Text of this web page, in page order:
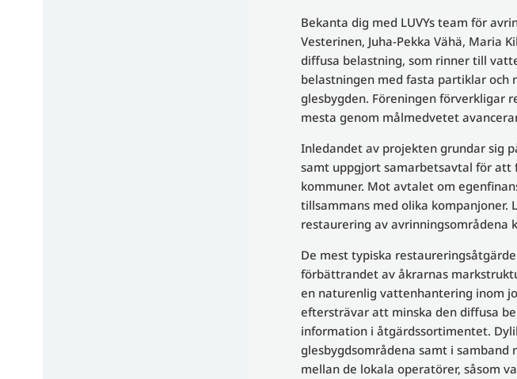
Bekanta dig med LUVYs team för
Vesterinen, Juha-Pekka Vähä, Maria
diffusa belastning, som rinner till
belastningen med fasta partiklar och
glesbygden. Föreningen förverkligar
mesta genom målmedvetet
Inledandet av projekten grundar sig
samt uppgjort samarbetsavtal för
kommuner. Mot avtalet om
tillsammans med olika kompanjoner.
restaurering av avrinningsområdena
De mest typiska
förbättrandet av åkrarnas
en naturenlig vattenhantering inom
eftersträvar att minska den diffusa
information i åtgärdssortimentet.
glesbygdsområdena samt i
mellan de lokala operatörer, såsom